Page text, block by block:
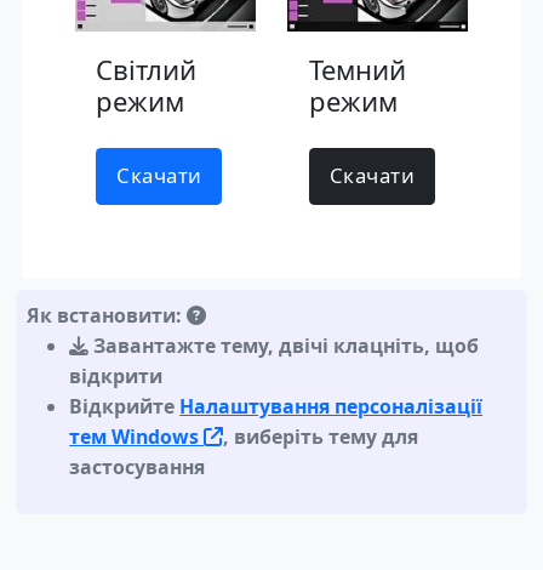
Світлий
режим
Скачати
Темний
режим
Скачати
Як встановити:
Завантажте тему,двічі клацніть, щоб
відкрити
Відкрийте Налаштування персоналізації
тем Windows
, виберіть тему для
застосування